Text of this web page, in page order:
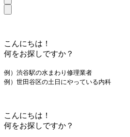
こんにちは！
何をお探しですか？
例）渋谷駅の水まわり修理業者
例）世田谷区の土日にやっている内科
こんにちは！
何をお探しですか？